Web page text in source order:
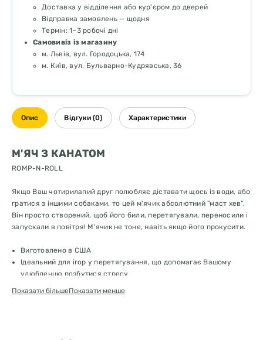
Доставка у відділення або кур'єром до дверей
Відправка замовлень — щодня
Термін: 1–3 робочі дні
Самовивіз із магазину
м. Львів, вул. Городоцька, 174
м. Київ, вул. Бульварно-Кудрявська, 36
Опис Відгуки (0) Характеристики
М'ЯЧ З КАНАТОМ
ROMP-N-ROLL
Якщо Ваш чотирилапий друг полюбляє діставати щось із води, або
гратися з іншими собаками, то цей м'ячик абсолютний "маст хев".
Він просто створений, щоб його били, перетягували, переносили і
запускали в повітря! М'ячик не тоне, навіть якщо його прокусити.
Виготовлено в США
Ідеальний для ігор у перетягування, що допомагає Вашому
улюбленцю позбутися стресу
Показати більшеПоказати менше